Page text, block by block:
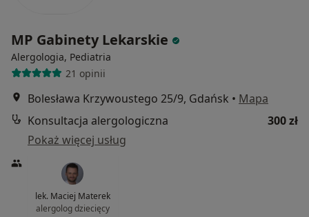
MP Gabinety Lekarskie
Alergologia, Pediatria
21 opinii
Bolesława Krzywoustego 25/9, Gdańsk • Mapa
Konsultacja alergologiczna
300 zł
Pokaż więcej usług
lek. Maciej Materek
alergolog dziecięcy